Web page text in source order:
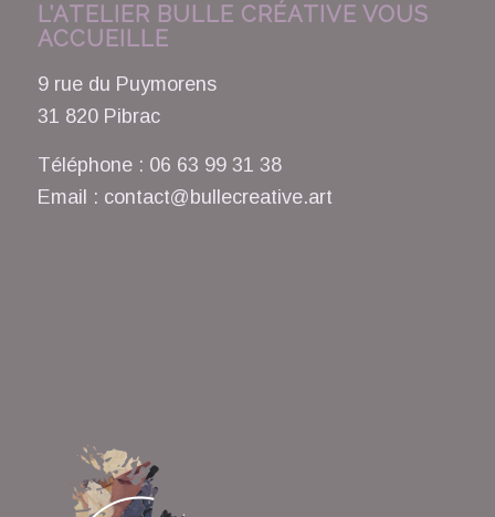
L’ATELIER BULLE CRÉATIVE VOUS
ACCUEILLE
9 rue du Puymorens
31 820 Pibrac
Téléphone : 06 63 99 31 38
Email : contact@bullecreative.art